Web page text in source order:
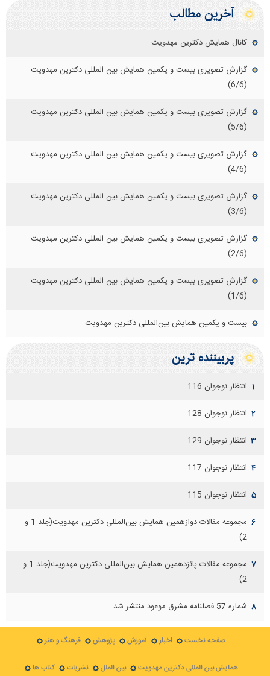
آخرین مطالب
کانال همایش دکترین مهدویت
گزارش تصویری بیست و یکمین همایش بین المللی دکترین مهدویت
(6/6)
گزارش تصویری بیست و یکمین همایش بین المللی دکترین مهدویت
(5/6)
گزارش تصویری بیست و یکمین همایش بین المللی دکترین مهدویت
(4/6)
گزارش تصویری بیست و یکمین همایش بین المللی دکترین مهدویت
(3/6)
گزارش تصویری بیست و یکمین همایش بین المللی دکترین مهدویت
(2/6)
گزارش تصویری بیست و یکمین همایش بین المللی دکترین مهدویت
(1/6)
بیست و یکمین همایش بین‌المللی دکترین مهدویت
پربيننده ترين
۱ انتظار نوجوان 116
۲ انتظار نوجوان 128
۳ انتظار نوجوان 129
۴ انتظار نوجوان 117
۵ انتظار نوجوان 115
۶
مجموعه مقالات دوازهمين همايش بين‌المللی دكترين مهدويت(جلد 1 و
2)
۷
مجموعه مقالات پانزدهمين همايش بين‌المللی دكترين مهدويت(جلد 1 و
2)
۸ شماره 57 فصلنامه مشرق موعود منتشر شد
صفحه نخست اخبار آموزش پژوهش فرهنگ و هنر
همایش بین المللی دکترین مهدویت بین الملل نشریات کتاب ها